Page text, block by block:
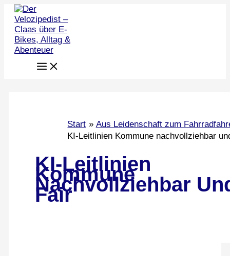
Zum
Inhalt
springen
Start
Aus Leidenschaft zum
KI-Leitlinien Kommune nachvollziehbar
KI-Leitlinien
Kommune
Nachvollziehbar
Fair